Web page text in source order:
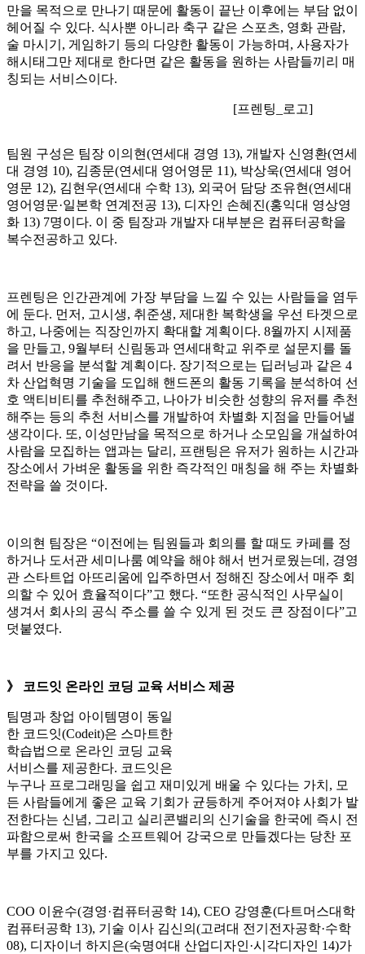
만을 목적으로 만나기 때문에 활동이 끝난 이후에는 부담 없이
헤어질 수 있다. 식사뿐 아니라 축구 같은 스포츠, 영화 관람,
술 마시기, 게임하기 등의 다양한 활동이 가능하며, 사용자가
해시태그만 제대로 한다면 같은 활동을 원하는 사람들끼리 매
칭되는 서비스이다.
[프렌팅_로고]
팀원 구성은 팀장 이의현(연세대 경영 13), 개발자 신영환(연세
대 경영 10), 김종문(연세대 영어영문 11), 박상욱(연세대 영어
영문 12), 김현우(연세대 수학 13), 외국어 담당 조유현(연세대
영어영문·일본학 연계전공 13), 디자인 손혜진(홍익대 영상영
화 13) 7명이다. 이 중 팀장과 개발자 대부분은 컴퓨터공학을
복수전공하고 있다.
프렌팅은 인간관계에 가장 부담을 느낄 수 있는 사람들을 염두
에 둔다. 먼저, 고시생, 취준생, 제대한 복학생을 우선 타겟으로
하고, 나중에는 직장인까지 확대할 계획이다. 8월까지 시제품
을 만들고, 9월부터 신림동과 연세대학교 위주로 설문지를 돌
려서 반응을 분석할 계획이다. 장기적으로는 딥러닝과 같은 4
차 산업혁명 기술을 도입해 핸드폰의 활동 기록을 분석하여 선
호 액티비티를 추천해주고, 나아가 비슷한 성향의 유저를 추천
해주는 등의 추천 서비스를 개발하여 차별화 지점을 만들어낼
생각이다. 또, 이성만남을 목적으로 하거나 소모임을 개설하여
사람을 모집하는 앱과는 달리, 프랜팅은 유저가 원하는 시간과
장소에서 가벼운 활동을 위한 즉각적인 매칭을 해 주는 차별화
전략을 쓸 것이다.
이의현 팀장은 “이전에는 팀원들과 회의를 할 때도 카페를 정
하거나 도서관 세미나룸 예약을 해야 해서 번거로웠는데, 경영
관 스타트업 아뜨리움에 입주하면서 정해진 장소에서 매주 회
의할 수 있어 효율적이다”고 했다. “또한 공식적인 사무실이
생겨서 회사의 공식 주소를 쓸 수 있게 된 것도 큰 장점이다”고
덧붙였다.
》 코드잇 온라인 코딩 교육 서비스 제공
팀명과 창업 아이템명이 동일
한 코드잇(Codeit)은 스마트한
학습법으로 온라인 코딩 교육
서비스를 제공한다. 코드잇은
누구나 프로그래밍을 쉽고 재미있게 배울 수 있다는 가치, 모
든 사람들에게 좋은 교육 기회가 균등하게 주어져야 사회가 발
전한다는 신념, 그리고 실리콘밸리의 신기술을 한국에 즉시 전
파함으로써 한국을 소프트웨어 강국으로 만들겠다는 당찬 포
부를 가지고 있다.
COO 이윤수(경영·컴퓨터공학 14), CEO 강영훈(다트머스대학
컴퓨터공학 13), 기술 이사 김신의(고려대 전기전자공학·수학
08), 디자이너 하지은(숙명여대 산업디자인·시각디자인 14)가